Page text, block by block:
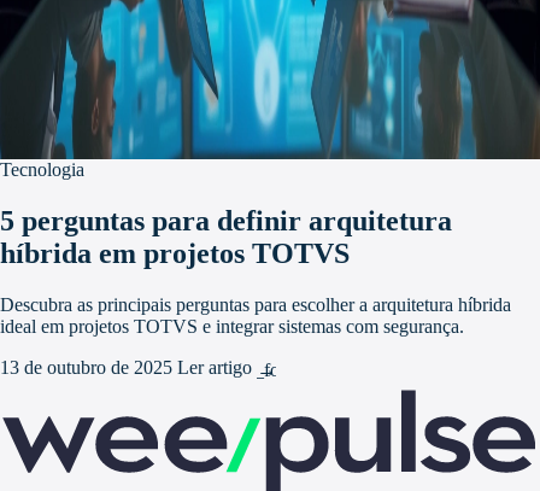
Tecnologia
5 perguntas para definir arquitetura
híbrida em projetos TOTVS
Descubra as principais perguntas para escolher a arquitetura híbrida
ideal em projetos TOTVS e integrar sistemas com segurança.
13 de outubro de 2025 Ler artigo
arrow_forward